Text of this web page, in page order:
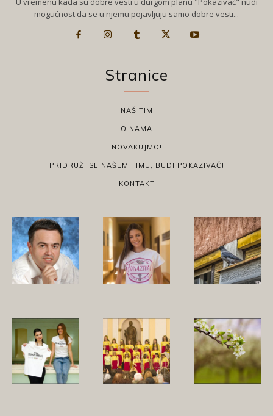
mogućnost da se u njemu pojavljuju samo dobre vesti...
Stranice
NAŠ TIM
O NAMA
NOVAKUJMO!
PRIDRUŽI SE NAŠEM TIMU, BUDI POKAZIVAČ!
KONTAKT